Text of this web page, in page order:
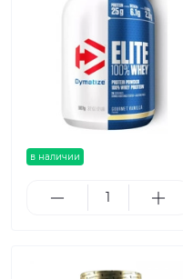
в наличии